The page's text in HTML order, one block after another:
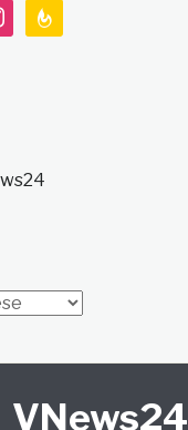
feedburner
VNews24